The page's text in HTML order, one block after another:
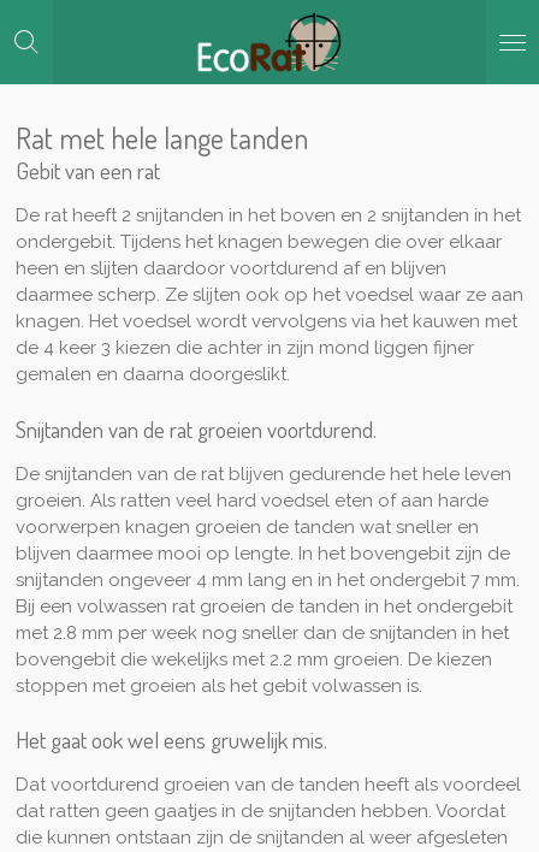
direct
hoofdinhoud
Rat met hele lange tanden
Gebit van een rat
De rat heeft 2 snijtanden in het boven en 2 snijtanden in het
ondergebit. Tijdens het knagen bewegen die over elkaar
heen en slijten daardoor voortdurend af en blijven
daarmee scherp. Ze slijten ook op het voedsel waar ze aan
knagen. Het voedsel wordt vervolgens via het kauwen met
de 4 keer 3 kiezen die achter in zijn mond liggen fijner
gemalen en daarna doorgeslikt.
Snijtanden van de rat groeien voortdurend.
De snijtanden van de rat blijven gedurende het hele leven
groeien. Als ratten veel hard voedsel eten of aan harde
voorwerpen knagen groeien de tanden wat sneller en
blijven daarmee mooi op lengte. In het bovengebit zijn de
snijtanden ongeveer 4 mm lang en in het ondergebit 7 mm.
Bij een volwassen rat groeien de tanden in het ondergebit
met 2.8 mm per week nog sneller dan de snijtanden in het
bovengebit die wekelijks met 2.2 mm groeien. De kiezen
stoppen met groeien als het gebit volwassen is.
Het gaat ook wel eens gruwelijk mis.
Dat voortdurend groeien van de tanden heeft als voordeel
dat ratten geen gaatjes in de snijtanden hebben. Voordat
die kunnen ontstaan zijn de snijtanden al weer afgesleten